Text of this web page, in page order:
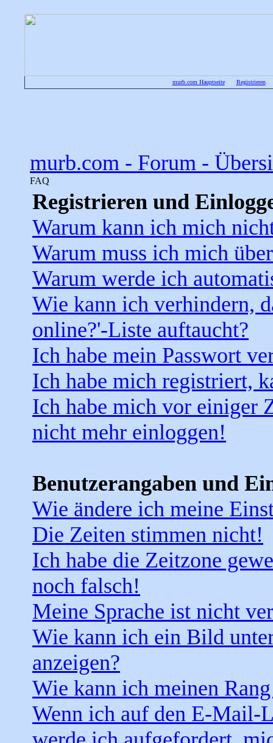
murb.com Hauptseite• Registrieren
murb.com - Forum -
FAQ
Registrieren und
Warum kann ich mich
Warum muss ich mich
Warum werde ich
Wie kann ich verhindern,
online?'-Liste auftaucht?
Ich habe mein Passwort
Ich habe mich registriert,
Ich habe mich vor einiger
nicht mehr einloggen!
Benutzerangaben und
Wie ändere ich meine
Die Zeiten stimmen nicht!
Ich habe die Zeitzone
noch falsch!
Meine Sprache ist nicht
Wie kann ich ein Bild
anzeigen?
Wie kann ich meinen
Wenn ich auf den E-Mail-